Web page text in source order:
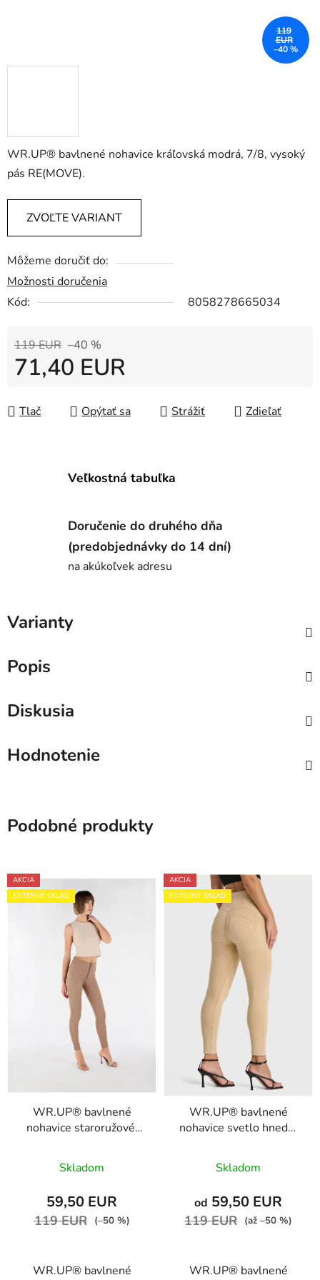
WR.UP® bavlnené nohavice kráľovská modrá, 7/8, vysoký
pás RE(MOVE).
ZVOĽTE VARIANT
Môžeme doručiť do:
Možnosti doručenia
Kód:
8058278665034
119 EUR –40 %
71,40 EUR
Tlač
Opýtať sa Strážiť Zdieľať
119
EUR
–40 %
Veľkostná tabuľka
Doručenie do druhého dňa
(predobjednávky do 14 dní)
na akúkoľvek adresu
Varianty
Popis
Diskusia
Hodnotenie
Podobné produkty
AKCIA
EXTERNÝ SKLAD
WR.UP® bavlnené
nohavice staroružové,
RE(MOVE),
WRUP4HC001ORG,
Skladom
59,50 EUR
119 EUR (–50 %)
WR.UP® bavlnené
AKCIA
EXTERNÝ SKLAD
WR.UP® bavlnené
nohavice svetlo hnedé,
RE(MOVE),
WRUP4HC001ORG,
Skladom
od 59,50 EUR
119 EUR (až –50 %)
WR.UP® bavlnené